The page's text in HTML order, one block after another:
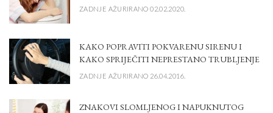
ZADNJE AŽURIRANO 02.02.2020.
KAKO POPRAVITI POKVARENU SIRENU I
KAKO SPRIJEČITI NEPRESTANO TRUBLJENJE
ZADNJE AŽURIRANO 26.04.2016.
ZNAKOVI SLOMLJENOG I NAPUKNUTOG